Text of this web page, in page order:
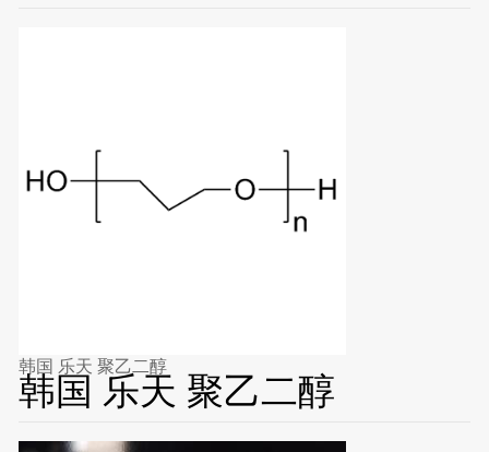
韩国 乐天 聚乙二醇
韩国 乐天 聚乙二醇